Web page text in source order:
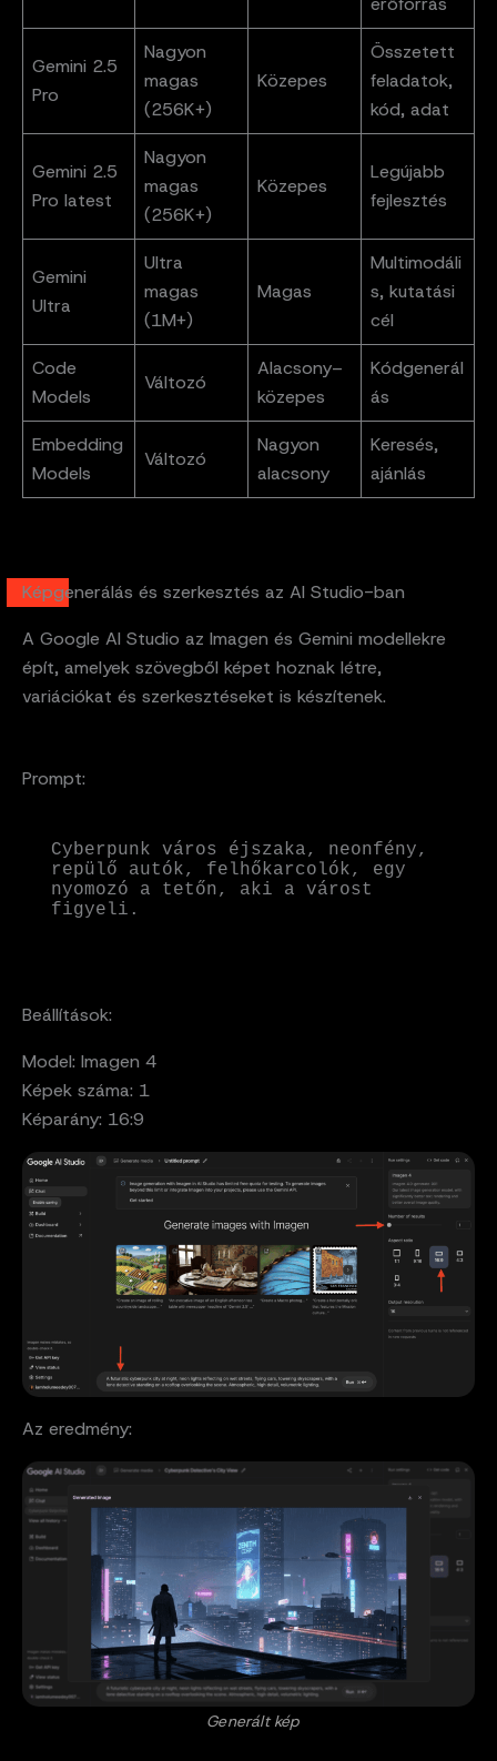
Gemini 2.5
Pro
Nagyon
magas
(256K+)
Közepes
Összetett
feladatok,
kód, adat
Gemini 2.5
Pro latest
Nagyon
magas
(256K+)
Közepes
Legújabb
fejlesztés
Gemini
Ultra
Ultra
magas
(1M+)
Magas
Multimodáli
s, kutatási
cél
Code
Models
Változó
Alacsony–
közepes
Kódgenerál
ás
Embedding
Models
Változó
Nagyon
alacsony
Keresés,
ajánlás
Képgenerálás és szerkesztés az AI Studio-ban
A Google AI Studio az Imagen és Gemini modellekre
épít, amelyek szövegből képet hoznak létre,
variációkat és szerkesztéseket is készítenek.
Prompt:
Cyberpunk város éjszaka, neonfény,
repülő autók, felhőkarcolók, egy
nyomozó a tetőn, aki a várost
figyeli.
Beállítások:
Model: Imagen 4
Képek száma: 1
Képarány: 16:9
Az eredmény:
Generált kép